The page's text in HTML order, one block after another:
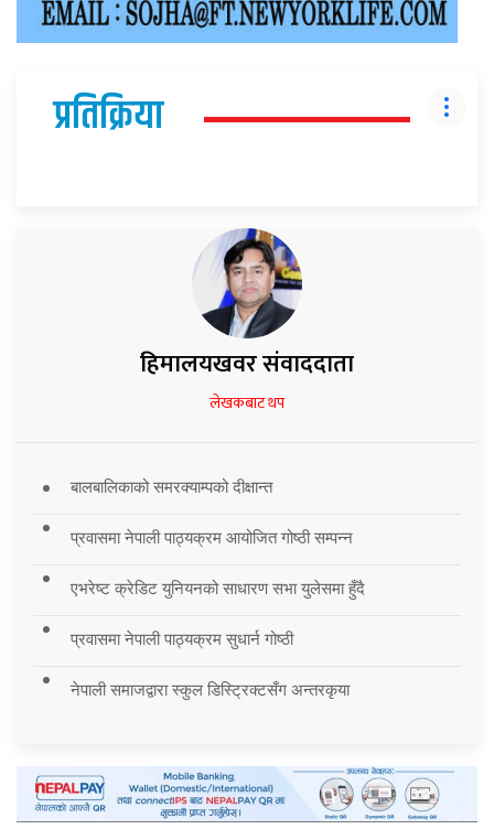
प्रतिक्रिया
हिमालयखवर संवाददाता
लेखकबाट थप
बालबालिकाको समरक्याम्पको दीक्षान्त
प्रवासमा नेपाली पाठ्यक्रम आयोजित गोष्ठी सम्पन्न
एभरेष्ट क्रेडिट युनियनको साधारण सभा युलेसमा हुँदै
प्रवासमा नेपाली पाठ्यक्रम सुधार्न गोष्ठी
नेपाली समाजद्वारा स्कुल डिस्ट्रिक्टसँग अन्तरकृया